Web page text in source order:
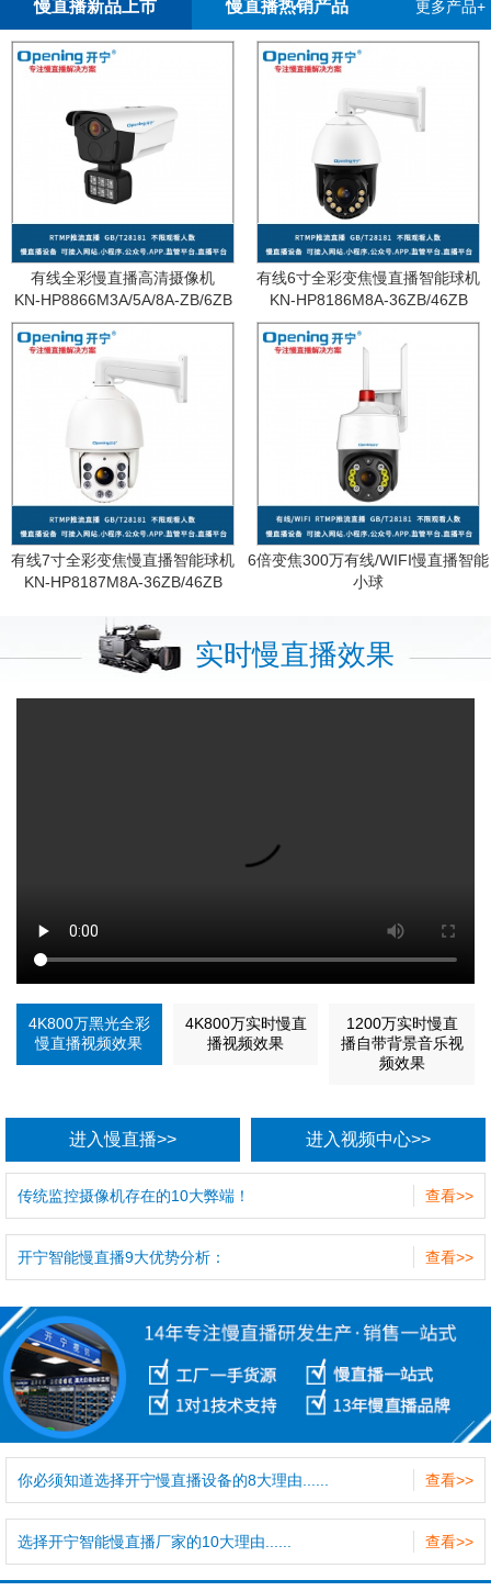
慢直播新品上市 慢直播热销产品 更多产品+
有线全彩慢直播高清摄像机
KN-HP8866M3A/5A/8A-ZB/6ZB
有线6寸全彩变焦慢直播智能球机
KN-HP8186M8A-36ZB/46ZB
有线7寸全彩变焦慢直播智能球机
KN-HP8187M8A-36ZB/46ZB
6倍变焦300万有线/WIFI慢直播智能
小球
实时慢直播效果
4K800万黑光全彩
慢直播视频效果
4K800万实时慢直
播视频效果
1200万实时慢直
播自带背景音乐视
频效果
进入慢直播>> 进入视频中心>>
查看>>
传统监控摄像机存在的10大弊端！
查看>>
开宁智能慢直播9大优势分析：
查看>>
你必须知道选择开宁慢直播设备的8大理由......
查看>>
选择开宁智能慢直播厂家的10大理由......